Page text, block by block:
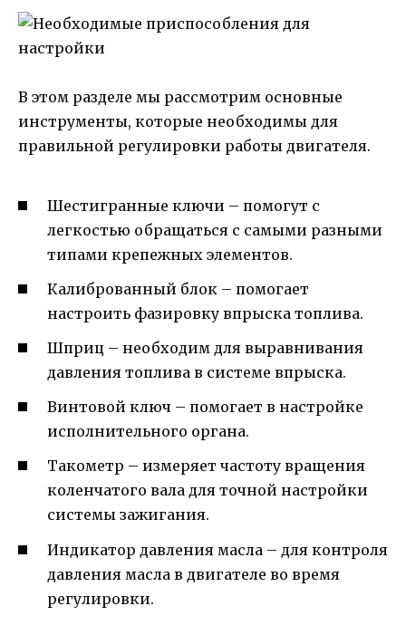
В этом разделе мы рассмотрим основные
инструменты, которые необходимы для
правильной регулировки работы двигателя.
Шестигранные ключи – помогут с
легкостью обращаться с самыми разными
типами крепежных элементов.
Калиброванный блок – помогает
настроить фазировку впрыска топлива.
Шприц – необходим для выравнивания
давления топлива в системе впрыска.
Винтовой ключ – помогает в настройке
исполнительного органа.
Такометр – измеряет частоту вращения
коленчатого вала для точной настройки
системы зажигания.
Индикатор давления масла – для контроля
давления масла в двигателе во время
регулировки.